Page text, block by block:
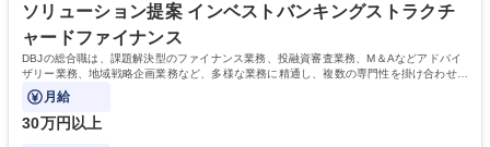
ソリューション提案 インベストバンキングストラクチ
ャードファイナンス
DBJの総合職は、課題解決型のファイナンス業務、投融資審査業務、M＆Aなどアドバイ
ザリー業務、地域戦略企画業務など、多様な業務に精通し、複数の専門性を掛け合わせて
広く社会に貢献していく職種です。
月給
30万円以上